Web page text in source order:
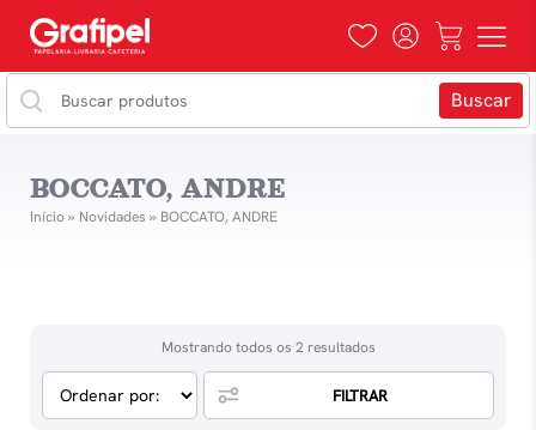
BOCCATO, ANDRE
Início» Novidades » BOCCATO, ANDRE
Mostrando todos os 2 resultados
FILTRAR